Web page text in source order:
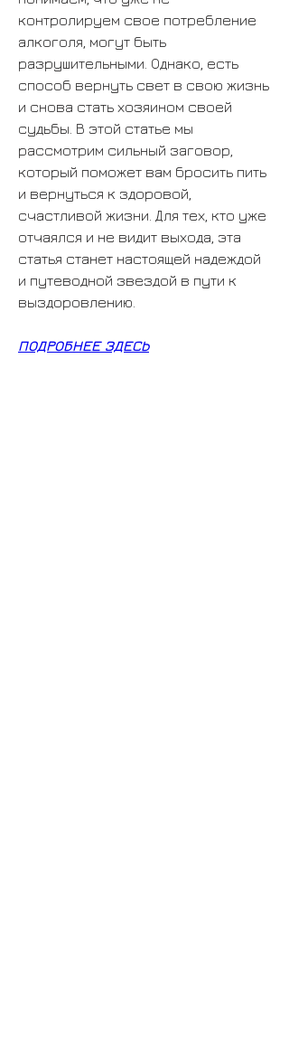
контролируем свое потребление
алкоголя, могут быть
разрушительными. Однако, есть
способ вернуть свет в свою жизнь
и снова стать хозяином своей
судьбы. В этой статье мы
рассмотрим сильный заговор,
который поможет вам бросить пить
и вернуться к здоровой,
счастливой жизни. Для тех, кто уже
отчаялся и не видит выхода, эта
статья станет настоящей надеждой
и путеводной звездой в пути к
выздоровлению.
ПОДРОБНЕЕ ЗДЕСЬ